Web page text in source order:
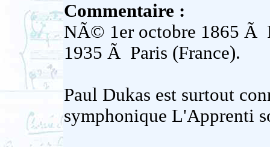
Commentaire :
NÃ© 1er octobre 1865 Ã
1935 Ã Paris (France).
Paul Dukas est surtout
symphonique L'Apprenti